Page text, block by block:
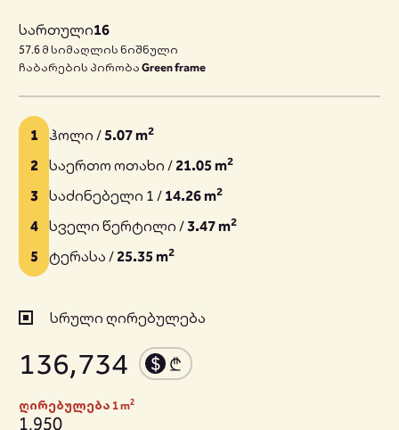
სართული16
57.6 მ სიმაღლის ნიშნული
ჩაბარების პირობა Green frame
1 ჰოლი /5.07 m2
2 საერთო ოთახი / 21.05 m2
3 საძინებელი 1 / 14.26 m2
4 სველი წერტილი /3.47 m2
5 ტერასა / 25.35 m2
სრული ღირებულება
136,734
ღირებულება 1 m2
1,950